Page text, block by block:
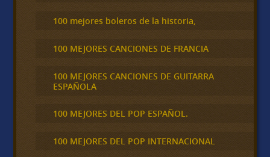
100 mejores boleros de la historia,
100 MEJORES CANCIONES DE FRANCIA
100 MEJORES CANCIONES DE GUITARRA
ESPAÑOLA
100 MEJORES DEL POP ESPAÑOL.
100 MEJORES DEL POP INTERNACIONAL